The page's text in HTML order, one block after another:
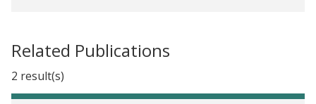
Related Publications
2 result(s)